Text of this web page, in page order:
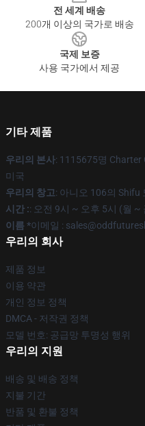
전 세계 배송
200개 이상의 국가로 배송
국제 보증
사용 국가에서 제공
기타 제품
우리의 본사: 1115675명 Charter
미국
우리의 창고: 아니오 106의 Shifu
시간 :: 오전 9시 ~ 오후 5시 (월 ~
이름 *이메일 :
우리의 회사
제품 정보
이용 약관
개인 정보 정책
DMCA - 저작권 정책
모델 번호: 공급망 투명성 행위
우리의 지원
배송 및 배송 정책
지불 기간
반품 및 환불 정책